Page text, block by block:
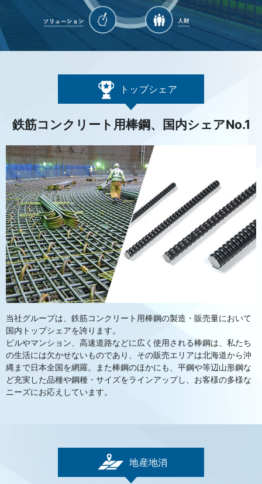
トップシェア
鉄筋コンクリート用棒鋼、国内シェアNo.1
当社グループは、鉄筋コンクリート用棒鋼の製造・販売量において
国内トップシェアを誇ります。
ビルやマンション、高速道路などに広く使用される棒鋼は、私たち
の生活には欠かせないものであり、その販売エリアは北海道から沖
縄まで日本全国を網羅。また棒鋼のほかにも、平鋼や等辺山形鋼な
ど充実した品種や鋼種・サイズをラインアップし、お客様の多様な
ニーズにお応えしています。
地産地消